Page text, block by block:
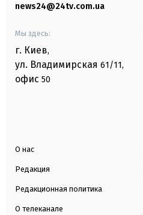
news24@24tv.com.ua
Мы здесь:
г. Киев,
ул. Владимирская 61/11,
офис 50
О нас
Редакция
Редакционная политика
О телеканале